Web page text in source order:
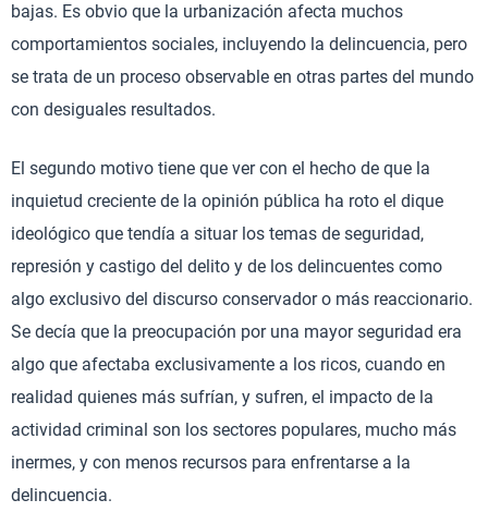
bajas. Es obvio que la urbanización afecta muchos
comportamientos sociales, incluyendo la delincuencia, pero
se trata de un proceso observable en otras partes del mundo
con desiguales resultados.
El segundo motivo tiene que ver con el hecho de que la
inquietud creciente de la opinión pública ha roto el dique
ideológico que tendía a situar los temas de seguridad,
represión y castigo del delito y de los delincuentes como
algo exclusivo del discurso conservador o más reaccionario.
Se decía que la preocupación por una mayor seguridad era
algo que afectaba exclusivamente a los ricos, cuando en
realidad quienes más sufrían, y sufren, el impacto de la
actividad criminal son los sectores populares, mucho más
inermes, y con menos recursos para enfrentarse a la
delincuencia.